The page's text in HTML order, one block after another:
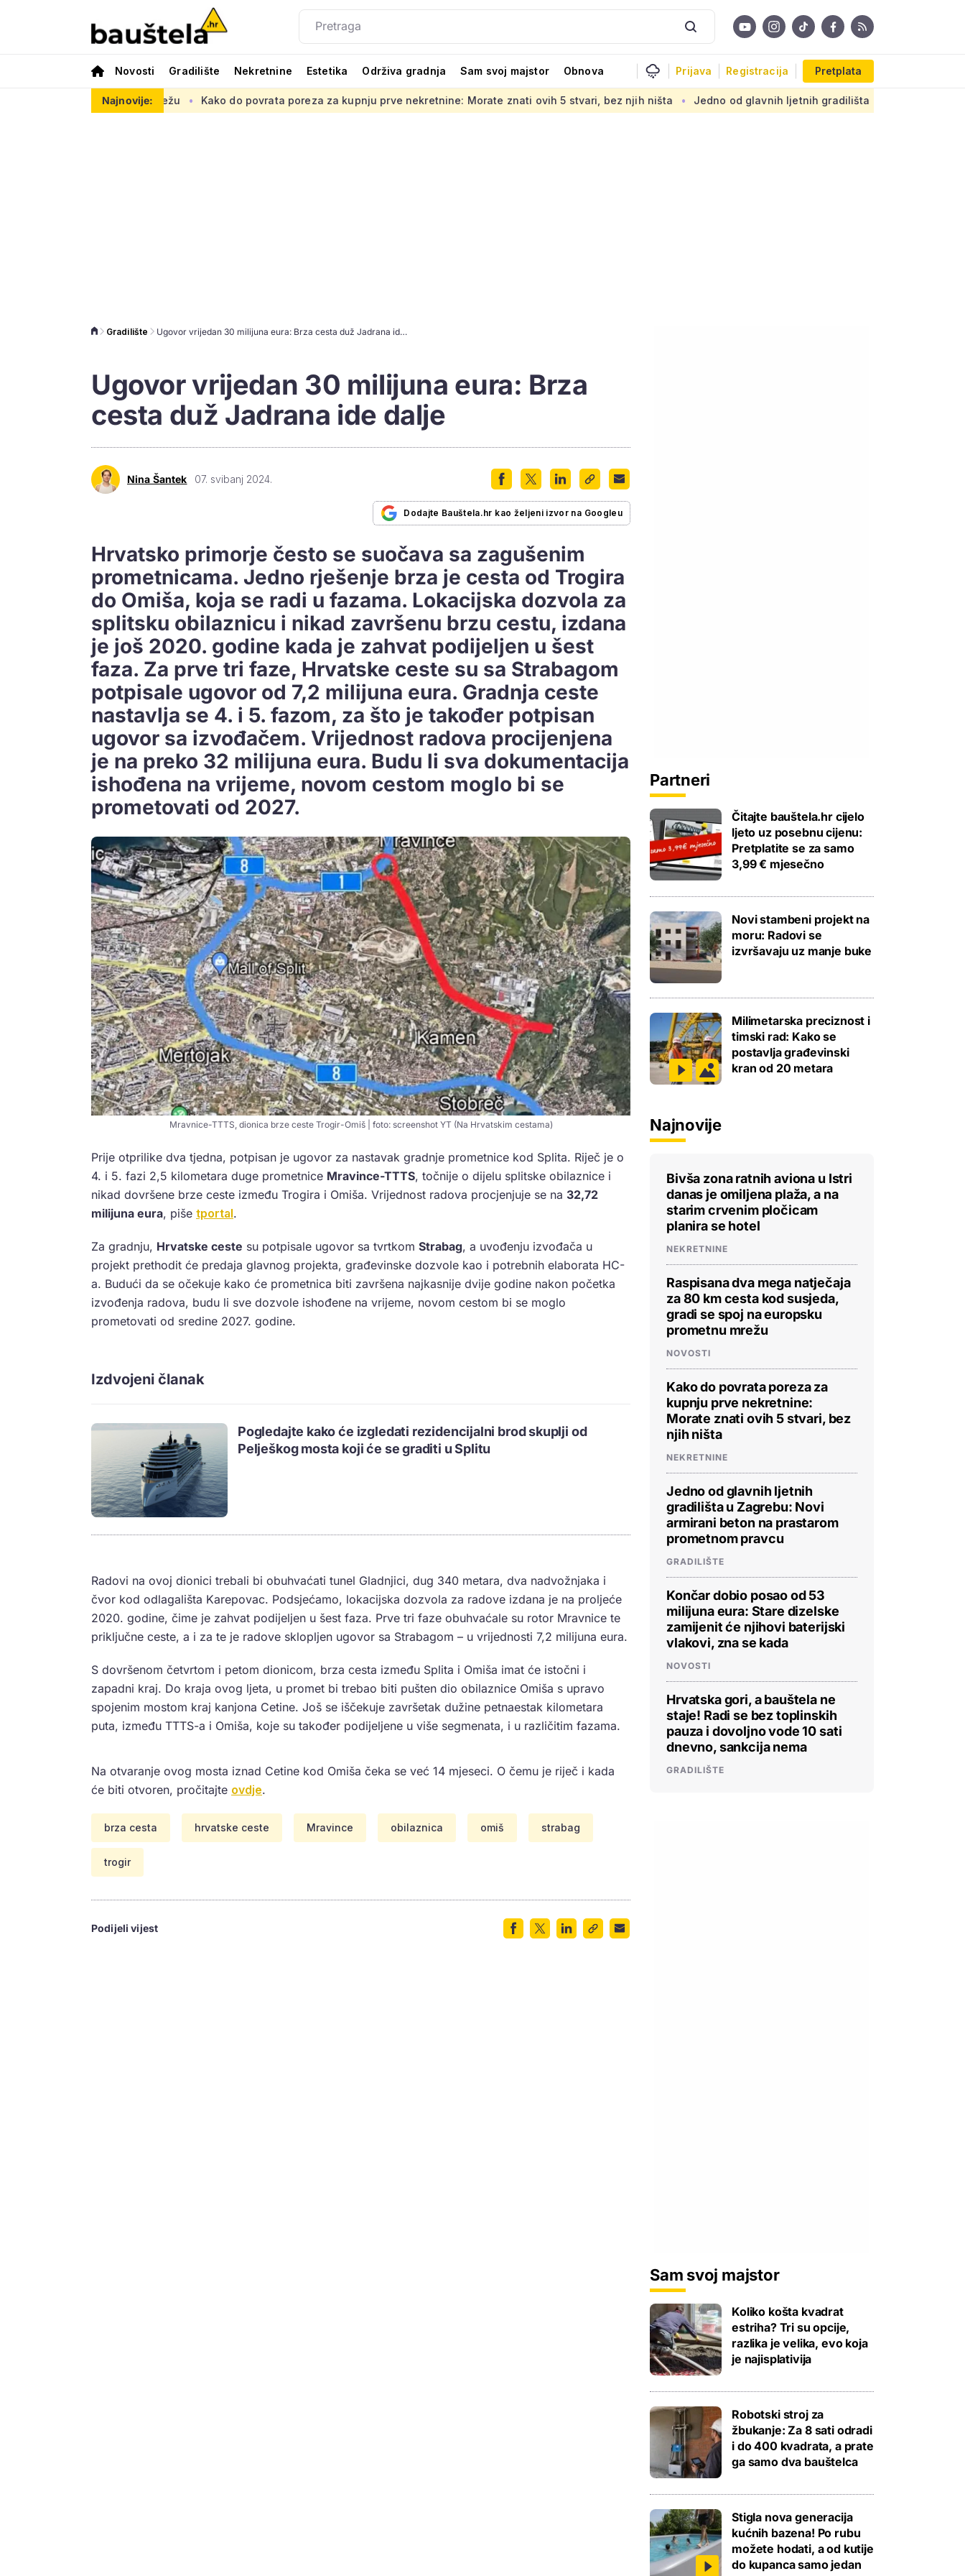
Novosti Gradilište Nekretnine Estetika Održiva gradnja Sam svoj majstor Obnova Prijava Registracija Pretplata
Najnovije:
prometnu mrežu Kako do povrata poreza za kupnju prve nekretnine: Morate znati ovih 5 stvari, bez njih ništa Jedno od glavnih ljetnih gradilišta u Zagrebu: Novi armirani
Gradilište Ugovor vrijedan 30 milijuna eura: Brza cesta duž Jadrana ide dalje
Ugovor vrijedan 30 milijuna eura: Brza
cesta duž Jadrana ide dalje
Nina Šantek 07. svibanj 2024.
Dodajte Bauštela.hr kao željeni izvor na Googleu
Hrvatsko primorje često se suočava sa zagušenim
prometnicama. Jedno rješenje brza je cesta od Trogira
do Omiša, koja se radi u fazama. Lokacijska dozvola za
splitsku obilaznicu i nikad završenu brzu cestu, izdana
je još 2020. godine kada je zahvat podijeljen u šest
faza. Za prve tri faze, Hrvatske ceste su sa Strabagom
potpisale ugovor od 7,2 milijuna eura. Gradnja ceste
nastavlja se 4. i 5. fazom, za što je također potpisan
ugovor sa izvođačem. Vrijednost radova procijenjena
je na preko 32 milijuna eura. Budu li sva dokumentacija
ishođena na vrijeme, novom cestom moglo bi se
prometovati od 2027.
Mravnice-TTTS, dionica brze ceste Trogir-Omiš | foto: screenshot YT (Na Hrvatskim cestama)
Prije otprilike dva tjedna, potpisan je ugovor za nastavak gradnje prometnice kod Splita. Riječ je o
4. i 5. fazi 2,5 kilometara duge prometnice Mravince-TTTS, točnije o dijelu splitske obilaznice i
nikad dovršene brze ceste između Trogira i Omiša. Vrijednost radova procjenjuje se na 32,72
milijuna eura, piše tportal.
Za gradnju, Hrvatske ceste su potpisale ugovor sa tvrtkom Strabag, a uvođenju izvođača u
projekt prethodit će predaja glavnog projekta, građevinske dozvole kao i potrebnih elaborata HC-
a. Budući da se očekuje kako će prometnica biti završena najkasnije dvije godine nakon početka
izvođenja radova, budu li sve dozvole ishođene na vrijeme, novom cestom bi se moglo
prometovati od sredine 2027. godine.
Izdvojeni članak
Pogledajte kako će izgledati rezidencijalni brod skuplji od
Pelješkog mosta koji će se graditi u Splitu
Radovi na ovoj dionici trebali bi obuhvaćati tunel Gladnjici, dug 340 metara, dva nadvožnjaka i
čvor kod odlagališta Karepovac. Podsjećamo, lokacijska dozvola za radove izdana je na proljeće
2020. godine, čime je zahvat podijeljen u šest faza. Prve tri faze obuhvaćale su rotor Mravnice te
priključne ceste, a i za te je radove sklopljen ugovor sa Strabagom – u vrijednosti 7,2 milijuna eura.
S dovršenom četvrtom i petom dionicom, brza cesta između Splita i Omiša imat će istočni i
zapadni kraj. Do kraja ovog ljeta, u promet bi trebao biti pušten dio obilaznice Omiša s upravo
spojenim mostom kraj kanjona Cetine. Još se iščekuje završetak dužine petnaestak kilometara
puta, između TTTS-a i Omiša, koje su također podijeljene u više segmenata, i u različitim fazama.
Na otvaranje ovog mosta iznad Cetine kod Omiša čeka se već 14 mjeseci. O čemu je riječ i kada
će biti otvoren, pročitajte ovdje.
brza cesta hrvatske ceste Mravince obilaznica omiš strabag
trogir
Podijeli vijest
Partneri
Čitajte bauštela.hr cijelo
ljeto uz posebnu cijenu:
Pretplatite se za samo
3,99 € mjesečno
Novi stambeni projekt na
moru: Radovi se
izvršavaju uz manje buke
Milimetarska preciznost i
timski rad: Kako se
postavlja građevinski
kran od 20 metara
Najnovije
Bivša zona ratnih aviona u Istri
danas je omiljena plaža, a na
starim crvenim pločicam
planira se hotel
NEKRETNINE
Raspisana dva mega natječaja
za 80 km cesta kod susjeda,
gradi se spoj na europsku
prometnu mrežu
NOVOSTI
Kako do povrata poreza za
kupnju prve nekretnine:
Morate znati ovih 5 stvari, bez
njih ništa
NEKRETNINE
Jedno od glavnih ljetnih
gradilišta u Zagrebu: Novi
armirani beton na prastarom
prometnom pravcu
GRADILIŠTE
Končar dobio posao od 53
milijuna eura: Stare dizelske
zamijenit će njihovi baterijski
vlakovi, zna se kada
NOVOSTI
Hrvatska gori, a bauštela ne
staje! Radi se bez toplinskih
pauza i dovoljno vode 10 sati
dnevno, sankcija nema
GRADILIŠTE
Sam svoj majstor
Koliko košta kvadrat
estriha? Tri su opcije,
razlika je velika, evo koja
je najisplativija
Robotski stroj za
žbukanje: Za 8 sati odradi
i do 400 kvadrata, a prate
ga samo dva bauštelca
Stigla nova generacija
kućnih bazena! Po rubu
možete hodati, a od kutije
do kupanca samo jedan